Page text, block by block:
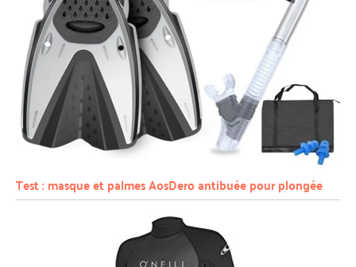
Test : masque et palmes AosDero antibuée pour plongée